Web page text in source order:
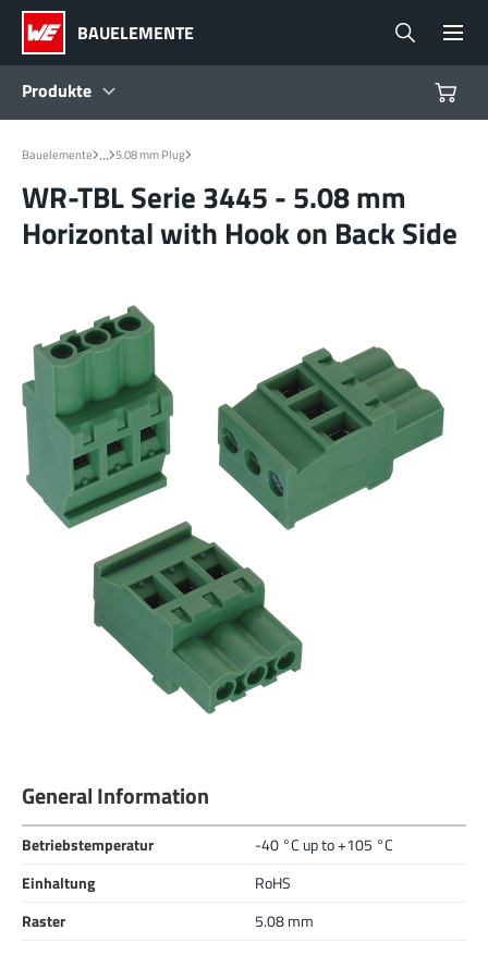
BAUELEMENTE
Produkte
Produkte
Referenzdesigns
Branchen
Design Kits
Bauelemente ... 5.08 mm Plug
WR-TBL Serie 3445 - 5.08 mm
Horizontal with Hook on Back Side
General Information
Betriebstemperatur
-40 °C up to +105 °C
Einhaltung
RoHS
Raster
5.08 mm